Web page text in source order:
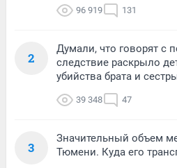
96 919 131
2
Думали, что говорят с
следствие раскрыло
убийства брата и
39 348 47
3
Значительный объем
Тюмени. Куда его